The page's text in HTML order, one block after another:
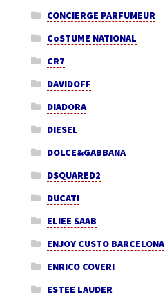
CONCIERGE PARFUMEUR
CoSTUME NATIONAL
CR7
DAVIDOFF
DIADORA
DIESEL
DOLCE&GABBANA
DSQUARED2
DUCATI
ELIEE SAAB
ENJOY CUSTO BARCELONA
ENRICO COVERI
ESTEE LAUDER